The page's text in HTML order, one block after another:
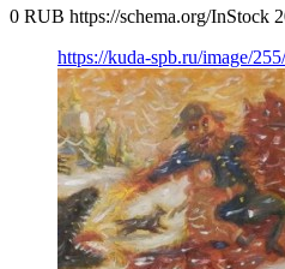
0 RUB https://schema.org/InStock
https://kuda-spb.ru/image/